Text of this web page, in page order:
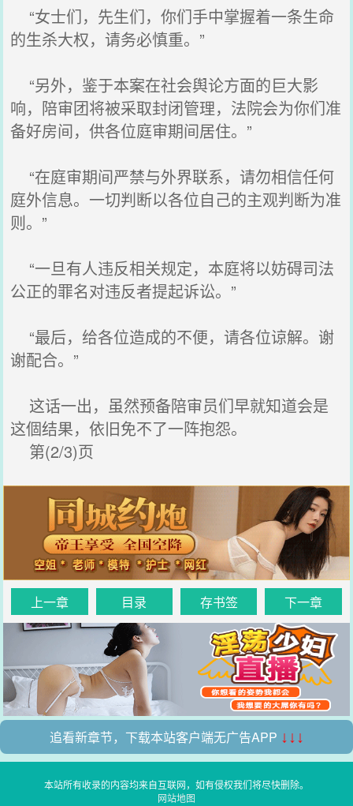
“女士们，先生们，你们手中掌握着一条生命
的生杀大权，请务必慎重。”
“另外，鉴于本案在社会舆论方面的巨大影
响，陪审团将被采取封闭管理，法院会为你们准
备好房间，供各位庭审期间居住。”
“在庭审期间严禁与外界联系，请勿相信任何
庭外信息。一切判断以各位自己的主观判断为准
则。”
“一旦有人违反相关规定，本庭将以妨碍司法
公正的罪名对违反者提起诉讼。”
“最后，给各位造成的不便，请各位谅解。谢
谢配合。”
这话一出，虽然预备陪审员们早就知道会是
这個结果，依旧免不了一阵抱怨。
第(2/3)页
上一章 目录 存书签 下一章
追看新章节，下载本站客户端无广告APP ↓↓↓
本站所有收录的内容均来自互联网，如有侵权我们将尽快删除。
网站地图